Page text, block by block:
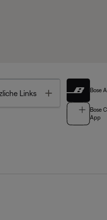
Links Toggle Bose
Bose
App